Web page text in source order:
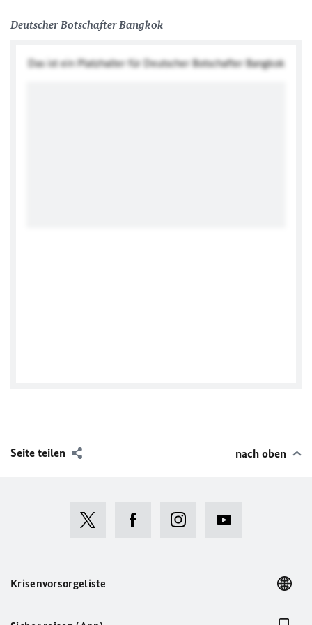
Deutscher Botschafter Bangkok
Das ist ein Platzhalter für Deutscher Botschafter Bangkok
Seite teilen nach oben
Krisenvorsorgeliste